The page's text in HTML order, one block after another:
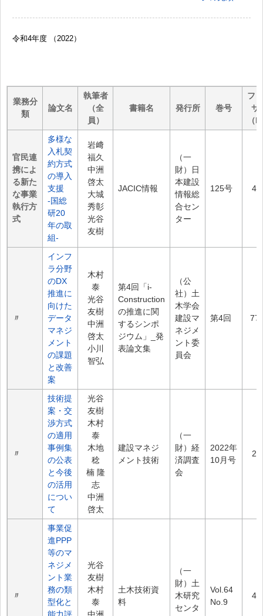
令和4年度 （2022）
業務分
類
論文名
執筆者
（全
員）
書籍名 発行所 巻号
フ
サ
（
官民連
携によ
る新た
な事業
執行方
式
多様な
入札契
約方式
の導入
支援
-国総
研20
年の取
組-
岩﨑
福久
中洲
啓太
大城
秀彰
光谷
友樹
JACIC情報
（一
財）日
本建設
情報総
合セン
ター
125号
〃
インフ
ラ分野
のDX
推進に
向けた
データ
マネジ
メント
の課題
と改善
案
木村
泰
光谷
友樹
中洲
啓太
小川
智弘
第4回「i-
Construction
の推進に関
するシンポ
ジウム」_発
表論文集
（公
社）土
木学会
建設マ
ネジメ
ント委
員会
第4回
〃
技術提
案・交
渉方式
の適用
事例集
の公表
と今後
の活用
につい
て
光谷
友樹
木村
泰
木地
稔
楠 隆
志
中洲
啓太
建設マネジ
メント技術
（一
財）経
済調査
会
2022年
10月号
〃
事業促
進PPP
等のマ
ネジメ
ント業
務の類
型化と
光谷
友樹
木村
泰
土木技術資
料
（一
財）土
木研究
センタ
Vol.64
No.9